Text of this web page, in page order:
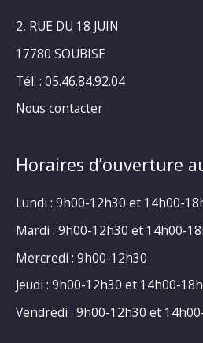
2, RUE DU 18 JUIN
17780 SOUBISE
Tél. : 05.46.84.92.04
Nous contacter
Horaires d’ouverture
Lundi : 9h00-12h30 et 14h00-
Mardi : 9h00-12h30 et 14h00-
Mercredi : 9h00-12h30
Jeudi : 9h00-12h30 et 14h00-
Vendredi : 9h00-12h30 et